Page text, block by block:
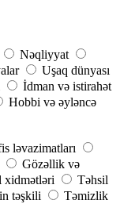
Nəqliyyat
Uşaq dünyası
İdman və istirahət
Hobbi və əyləncə
ləvazimatları
Gözəllik və
xidmətləri
Təhsil
təşkili
Təmizlik